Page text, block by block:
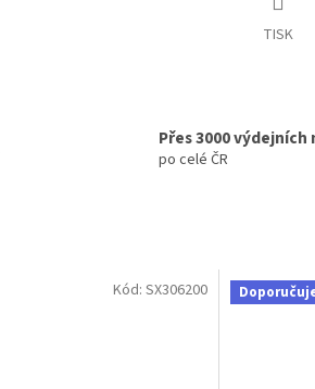
TISK
Přes 3000 výdejních
po celé ČR
Kód: SX306200